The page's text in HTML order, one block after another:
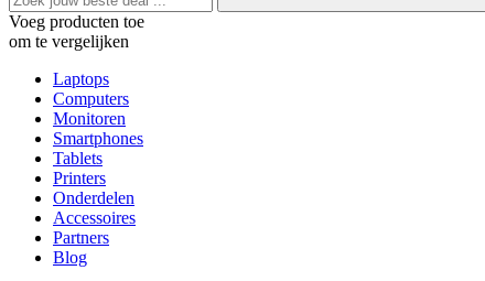
Voeg producten toe
om te vergelijken
Laptops
Computers
Monitoren
Smartphones
Tablets
Printers
Onderdelen
Accessoires
Partners
Blog